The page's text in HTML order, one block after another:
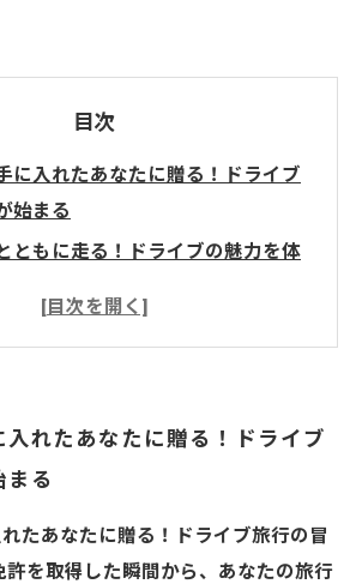
目次
に入れたあなたに贈る！ドライブ
始まる
ともに走る！ドライブの魅力を体
着く喜びと、運転免許の真の価値
旅を：運転免許で広がる新たな世
かした旅行プラン：あなたの次の
入れたあなたに贈る！ドライブ
る
たあなたに贈る！ドライブ旅行の冒
許を取得した瞬間から、あなたの旅行